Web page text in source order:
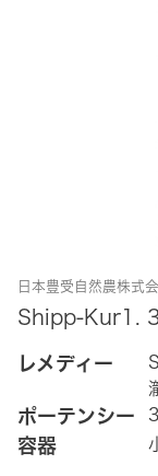
日本豊受自然農株式
Shipp-Kur1.
レメディー
ポーテンシー
容器